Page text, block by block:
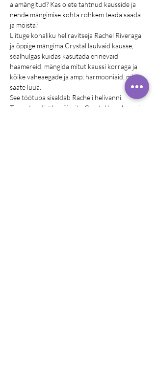
alamängitud? Kas olete tahtnud kausside ja
nende mängimise kohta rohkem teada saada
ja mõista?
Liituge kohaliku heliravitseja Rachel Riveraga
ja õppige mängima Crystal laulvaid kausse,
sealhulgas kuidas kasutada erinevaid
haamereid, mängida mitut kaussi korraga ja
kõike vaheaegade ja amp; harmooniaid, mida
saate luua.
See töötuba sisaldab Racheli helivanni.
Tooge tundi  üks või mitu Crystal laulukaussi